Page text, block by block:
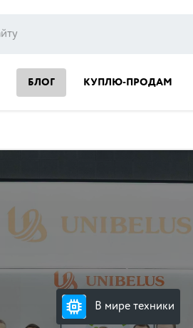
БЛОГ КУПЛЮ-ПРОДАМ
В мире техники